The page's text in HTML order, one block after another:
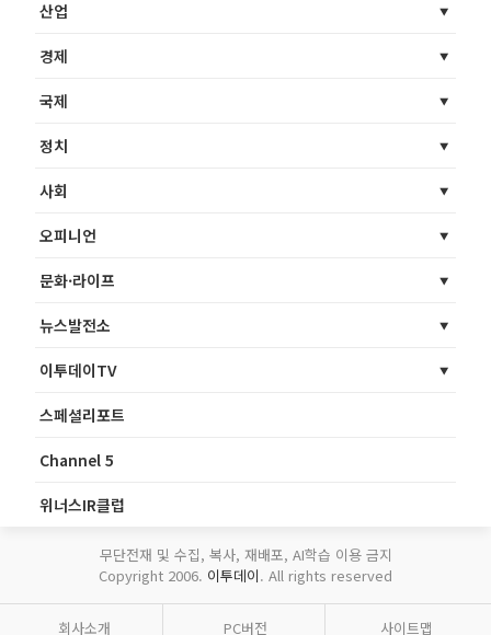
산업
경제
국제
정치
사회
오피니언
문화·라이프
뉴스발전소
이투데이TV
스페셜리포트
Channel 5
위너스IR클럽
무단전재 및 수집, 복사, 재배포, AI학습 이용 금지
Copyright 2006. 이투데이. All rights reserved
회사소개 PC버전 사이트맵